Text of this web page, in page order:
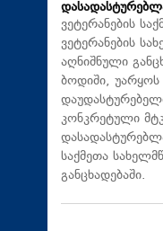
ვეტერანების
ვეტერანების
აღნიშნული
ბოდიში,
კონკრეტული
საქმეთა
განცხადებაში.